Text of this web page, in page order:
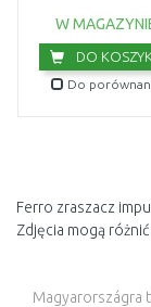
W
DO
Do
Ferro zraszacz
Zdjęcia mogą
Magyarországra